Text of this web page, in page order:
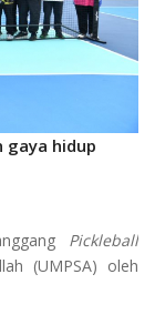
gaya hidup
Pickleball
(UMPSA) oleh